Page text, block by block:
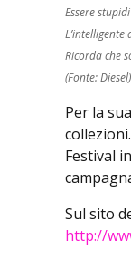
Essere
Ricorda che
(Fonte: Diesel)
Per la
Festival
Sul sito
http://